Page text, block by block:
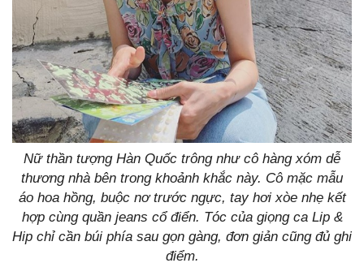
Nữ thần tượng Hàn Quốc trông như cô hàng xóm dễ
thương nhà bên trong khoảnh khắc này. Cô mặc mẫu
áo hoa hồng, buộc nơ trước ngực, tay hơi xòe nhẹ kết
hợp cùng quần jeans cổ điển. Tóc của giọng ca Lip &
Hip chỉ cần búi phía sau gọn gàng, đơn giản cũng đủ ghi
điểm.